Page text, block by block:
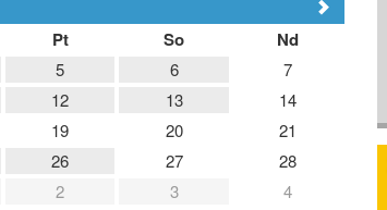
Pt So Nd
5 6
7
12 13
14
19 20
21
26 27
28
2 3 4